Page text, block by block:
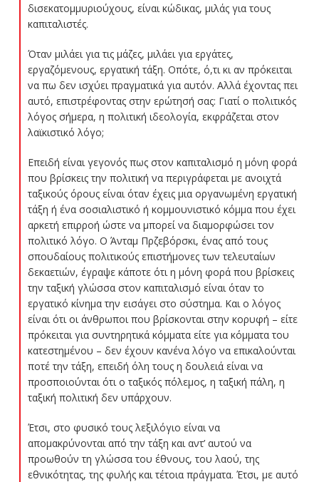
δισεκατομμυριούχους, είναι κώδικας, μιλάς για τους
καπιταλιστές.
Όταν μιλάει για τις μάζες, μιλάει για εργάτες,
εργαζόμενους, εργατική τάξη. Οπότε, ό,τι κι αν πρόκειται
να πω δεν ισχύει πραγματικά για αυτόν. Αλλά έχοντας πει
αυτό, επιστρέφοντας στην ερώτησή σας: Γιατί ο πολιτικός
λόγος σήμερα, η πολιτική ιδεολογία, εκφράζεται στον
λαϊκιστικό λόγο;
Επειδή είναι γεγονός πως στον καπιταλισμό η μόνη φορά
που βρίσκεις την πολιτική να περιγράφεται με ανοιχτά
ταξικούς όρους είναι όταν έχεις μια οργανωμένη εργατική
τάξη ή ένα σοσιαλιστικό ή κομμουνιστικό κόμμα που έχει
αρκετή επιρροή ώστε να μπορεί να διαμορφώσει τον
πολιτικό λόγο. Ο Άνταμ Πρζεβόρσκι, ένας από τους
σπουδαίους πολιτικούς επιστήμονες των τελευταίων
δεκαετιών, έγραψε κάποτε ότι η μόνη φορά που βρίσκεις
την ταξική γλώσσα στον καπιταλισμό είναι όταν το
εργατικό κίνημα την εισάγει στο σύστημα. Και ο λόγος
είναι ότι οι άνθρωποι που βρίσκονται στην κορυφή – είτε
πρόκειται για συντηρητικά κόμματα είτε για κόμματα του
κατεστημένου – δεν έχουν κανένα λόγο να επικαλούνται
ποτέ την τάξη, επειδή όλη τους η δουλειά είναι να
προσποιούνται ότι ο ταξικός πόλεμος, η ταξική πάλη, η
ταξική πολιτική δεν υπάρχουν.
Έτσι, στο φυσικό τους λεξιλόγιο είναι να
απομακρύνονται από την τάξη και αντ’ αυτού να
προωθούν τη γλώσσα του έθνους, του λαού, της
εθνικότητας, της φυλής και τέτοια πράγματα. Έτσι, με αυτό